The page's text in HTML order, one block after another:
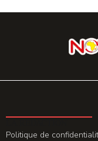
Politique de